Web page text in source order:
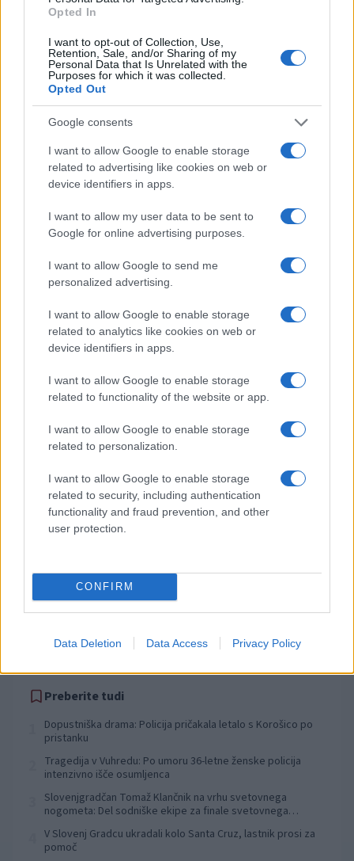
Opted In
I want to opt-out of Collection, Use,
Retention, Sale, and/or Sharing of my
Personal Data that Is Unrelated with the
Purposes for which it was collected.
Opted Out
Google consents
I want to allow Google to enable storage
related to advertising like cookies on web or
device identifiers in apps.
I want to allow my user data to be sent to
Google for online advertising purposes.
I want to allow Google to send me
personalized advertising.
I want to allow Google to enable storage
related to analytics like cookies on web or
device identifiers in apps.
I want to allow Google to enable storage
related to functionality of the website or app.
I want to allow Google to enable storage
related to personalization.
I want to allow Google to enable storage
related to security, including authentication
functionality and fraud prevention, and other
user protection.
CONFIRM
Data Deletion Data Access Privacy Policy
Več iz kategorije Novice
Na Ravenskih dnevih boste
žurali s Kingstoni in Zmelkoowi
Nevarna najdba v Dravogradu:
(VIDEO in FOTO) Novo padel
odštevanje do prvega servisa
Obvestila
Izklop elektrike: 417. Nadzorništvo Vuzenica - Območje Sv.
Anton na Pohorju in Zg. Sv. Vid
Izklop elektrike: 419. Nadzorništvo Vuzenica - Območje
Radlje, Dobrava
Izklop elektrike: 418. Nadzorništvo Slovenj Gradec - Območje
Otiški Vrh
Dolič, Paka
pred 9 urami
⚡Izklop elektrike: 412. Nadzorništvo Ravne - Območje Zg.
Strojne
Preberite tudi
Dopustniška drama: Policija pričakala letalo s Korošico po
pristanku
Tragedija v Vuhredu: Po umoru 36-letne ženske policija
intenzivno išče osumljenca
Slovenjgradčan Tomaž Klančnik na vrhu svetovnega
nogometa: Del sodniške ekipe za finale svetovnega
V Slovenj Gradcu ukradali kolo Santa Cruz, lastnik prosi za
pomoč